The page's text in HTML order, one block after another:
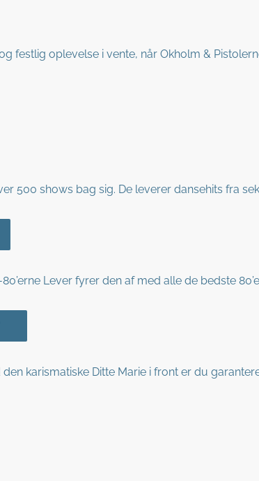
festlig oplevelse i vente, når Okholm &
500 shows bag sig. De leverer dansehits fra
Lever fyrer den af med alle de bedste
karismatiske Ditte Marie i front er du